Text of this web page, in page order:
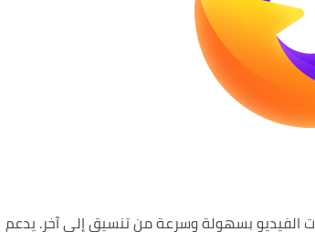
بسهولة وسرعة من تنسيق إلى آخر.يدعم